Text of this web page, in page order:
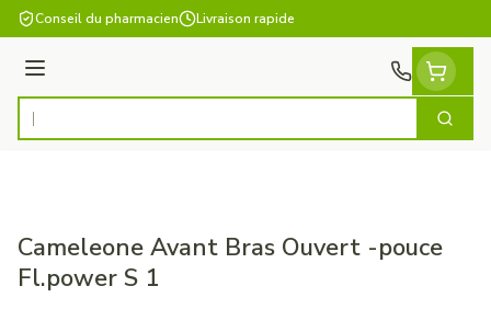
Aller au contenu
Conseil du pharmacien Livraison rapide
Menu
Rechercher
Cameleone Avant Bras Ouvert -pouce
Fl.power S 1